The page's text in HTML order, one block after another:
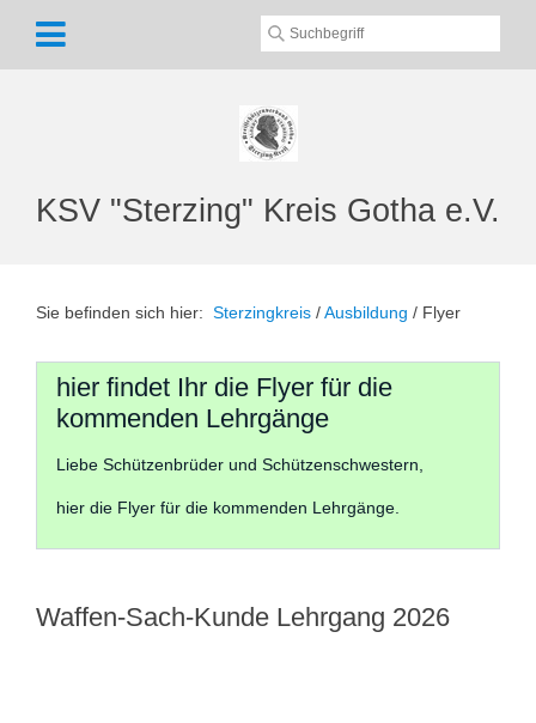
KSV "Sterzing" Kreis Gotha e.V.
Sie befinden sich hier: Sterzingkreis /Ausbildung / Flyer
hier findet Ihr die Flyer für die
kommenden Lehrgänge
Liebe Schützenbrüder und Schützenschwestern,
hier die Flyer für die kommenden Lehrgänge.
Waffen-Sach-Kunde Lehrgang 2026